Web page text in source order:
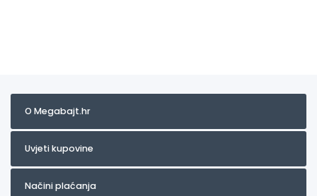
O Megabajt.hr
Uvjeti kupovine
Načini plaćanja